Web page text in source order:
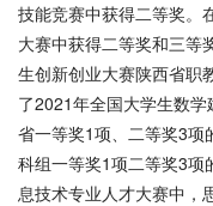
技能竞赛中获得二等奖。
大赛中获得二等奖和三等
生创新创业大赛陕西省职
了2021年全国大学生数
省一等奖1项、二等奖3项
科组一等奖1项二等奖3项
息技术专业人才大赛中，